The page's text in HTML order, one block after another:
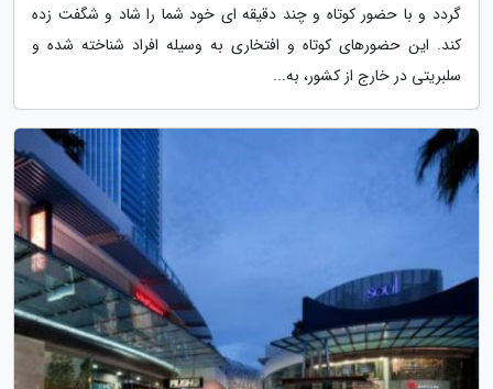
گردد و با حضور کوتاه و چند دقیقه ای خود شما را شاد و شگفت زده
کند. این حضورهای کوتاه و افتخاری به وسیله افراد شناخته شده و
سلبریتی در خارج از کشور، به...